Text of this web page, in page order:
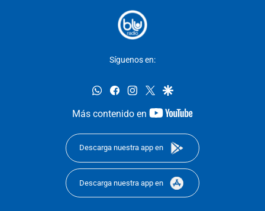
Síguenos en:
whatsappfacebookinstagram
twittergoogle
Más contenido en
youtube-
Descarga nuestra app en
Descarga nuestra app en